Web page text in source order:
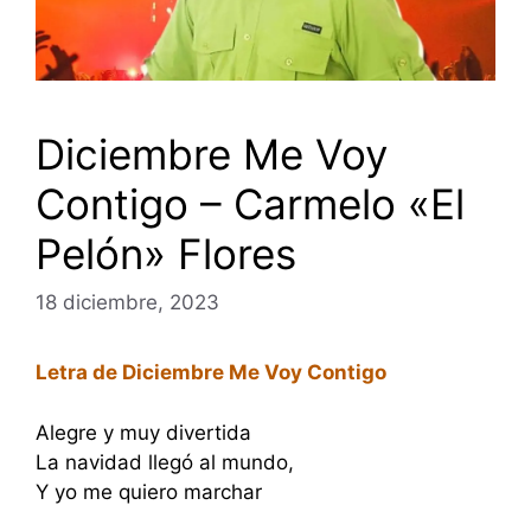
Diciembre Me Voy
Contigo – Carmelo «El
Pelón» Flores
18 diciembre, 2023
Letra de Diciembre Me Voy Contigo
Alegre y muy divertida
La navidad llegó al mundo,
Y yo me quiero marchar